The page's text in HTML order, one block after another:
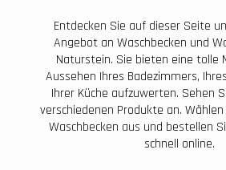
Entdecken Sie auf dieser Seite
Angebot an Waschbecken und
Naturstein. Sie bieten eine tolle
Aussehen Ihres Badezimmers,
Ihrer Küche aufzuwerten. Sehen
verschiedenen Produkte an.
Waschbecken aus und bestellen
schnell online.